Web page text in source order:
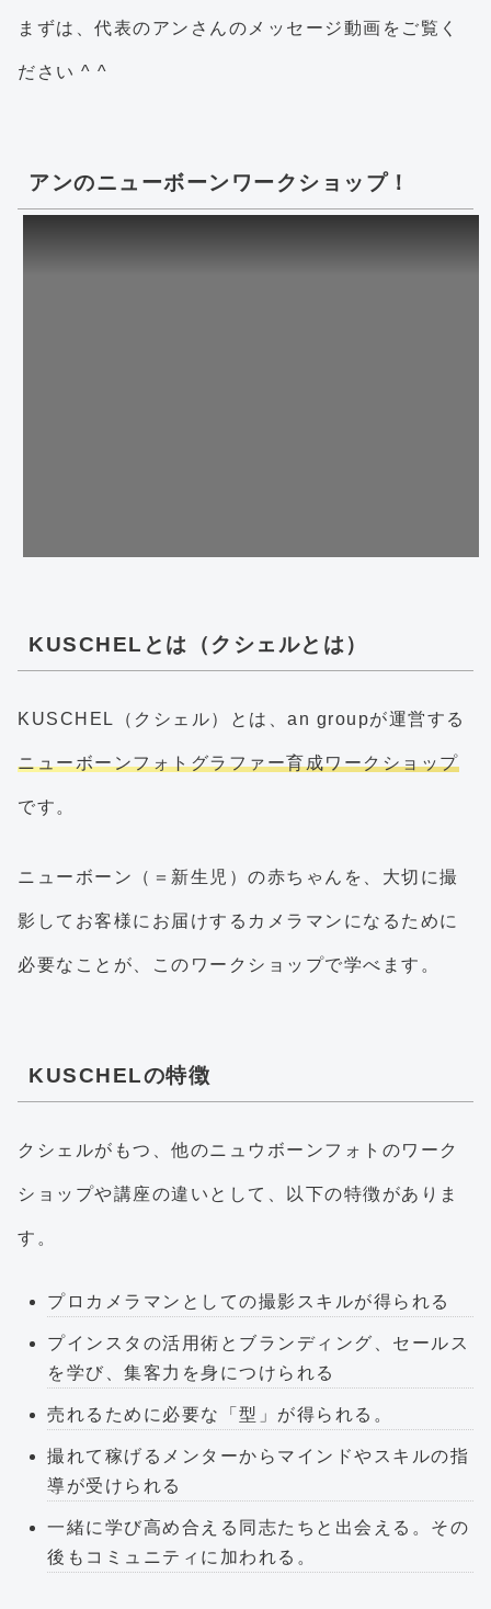
まずは、代表のアンさんのメッセージ動画をご覧く
ださい ^ ^
アンのニューボーンワークショップ！
KUSCHELとは（クシェルとは）
KUSCHEL（クシェル）とは、an groupが運営する
ニューボーンフォトグラファー育成ワークショップ
です。
ニューボーン（＝新生児）の赤ちゃんを、大切に撮
影してお客様にお届けするカメラマンになるために
必要なことが、このワークショップで学べます。
KUSCHELの特徴
クシェルがもつ、他のニュウボーンフォトのワーク
ショップや講座の違いとして、以下の特徴がありま
す。
プロカメラマンとしての撮影スキルが得られる
プインスタの活用術とブランディング、セールス
を学び、集客力を身につけられる
売れるために必要な「型」が得られる。
撮れて稼げるメンターからマインドやスキルの指
導が受けられる
一緒に学び高め合える同志たちと出会える。その
後もコミュニティに加われる。